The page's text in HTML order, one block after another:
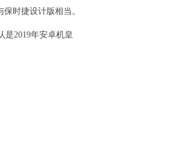
时捷设计版相当。